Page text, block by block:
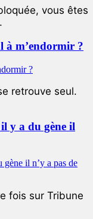
vous êtes
à m’endormir ?
retrouve seul.
y a du gène il
fois sur Tribune